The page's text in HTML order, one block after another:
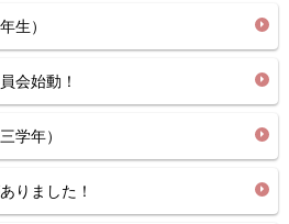
生）
会始動！
学年）
りました！